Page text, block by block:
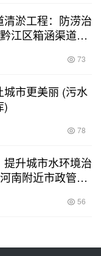
淤工程：防涝治
江区箱涵渠道清
73
城市更美丽 (污水
)
78
升城市水环境治
南附近市政管网
56